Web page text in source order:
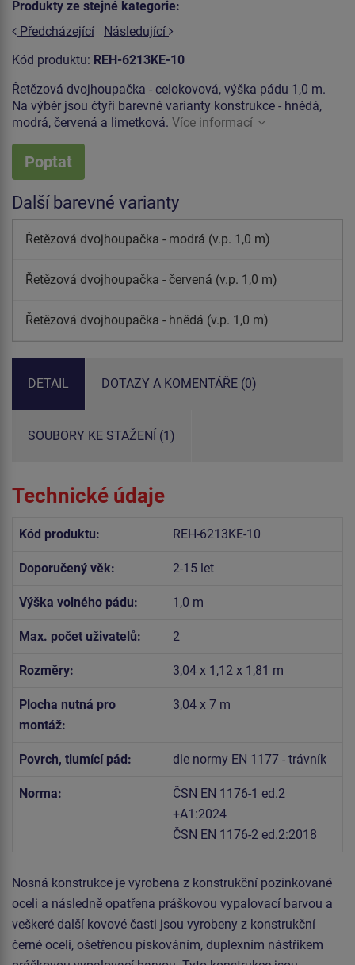
Produkty ze stejné kategorie:
Předcházející
Následující
Kód produktu: REH-6213KE-10
Řetězová dvojhoupačka - celokovová, výška pádu 1,0 m.
Na výběr jsou čtyři barevné varianty konstrukce - hnědá,
modrá, červená a limetková. Více informací
Poptat
Další barevné varianty
Řetězová dvojhoupačka - modrá (v.p. 1,0 m)
Řetězová dvojhoupačka - červená (v.p. 1,0 m)
Řetězová dvojhoupačka - hnědá (v.p. 1,0 m)
DETAIL DOTAZY A KOMENTÁŘE (0)
SOUBORY KE STAŽENÍ (1)
Technické údaje
Kód produktu: REH-6213KE-10
Doporučený věk: 2-15 let
Výška volného pádu: 1,0 m
Max. počet uživatelů: 2
Rozměry: 3,04 x 1,12 x 1,81 m
Plocha nutná pro
montáž:
3,04 x 7 m
Povrch, tlumící pád: dle normy EN 1177 - trávník
Norma:
ČSN EN 1176-1 ed.2
+A1:2024
ČSN EN 1176-2 ed.2:2018
Nosná konstrukce je vyrobena z konstrukční pozinkované
oceli a následně opatřena práškovou vypalovací barvou a
veškeré další kovové časti jsou vyrobeny z konstrukční
černé oceli, ošetřenou pískováním, duplexním nástřikem